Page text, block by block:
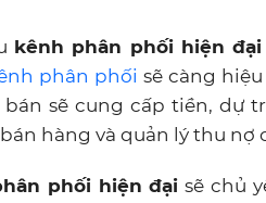
kênh phân phối hiện đại
phân phối sẽ càng
bán sẽ cung cấp tiền, dự
hàng và quản lý thu nợ
phối hiện đại sẽ chủ